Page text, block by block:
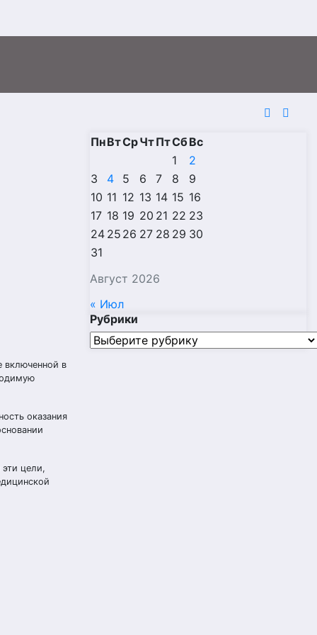
включенной в
оказания
цели,
Август 2026
ПнВтСрЧтПтСбВс
1
2
3
4 5 6 7 8
9
10 11 12 13 14 15 16
17 18 19 20 21 22 23
24 25 26 27 28 29 30
31
« Июл
Рубрики
Рубрики